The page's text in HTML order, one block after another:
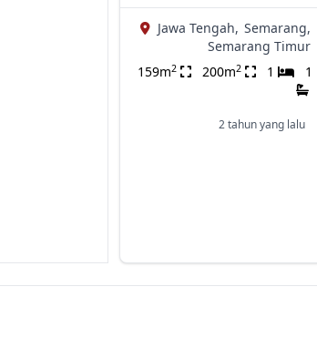
Jawa Tengah, Semarang,
Semarang Timur
159m2 200m2 1 1
2 tahun yang lalu